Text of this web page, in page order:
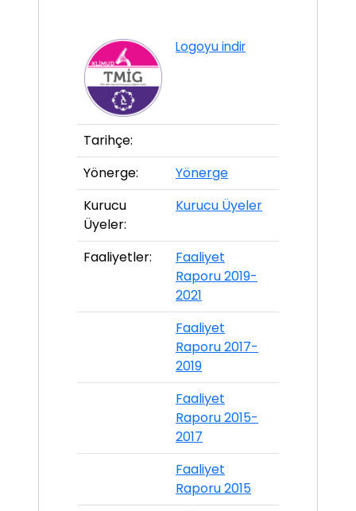
Logoyu indir
Tarihçe:
Yönerge:
Yönerge
Kurucu
Üyeler:
Kurucu Üyeler
Faaliyetler:
Faaliyet
Raporu 2019-
2021
Faaliyet
Raporu 2017-
2019
Faaliyet
Raporu 2015-
2017
Faaliyet
Raporu 2015